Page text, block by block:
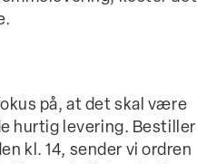
på, at det skal være
hurtig levering. Bestiller
kl. 14, sender vi ordren